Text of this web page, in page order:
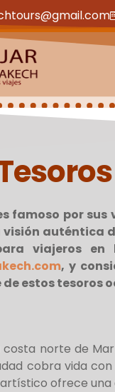
famoso por
visión auténtica
viajeros
, y
estos tesoros
costa norte de
cobra vida
ofrece una